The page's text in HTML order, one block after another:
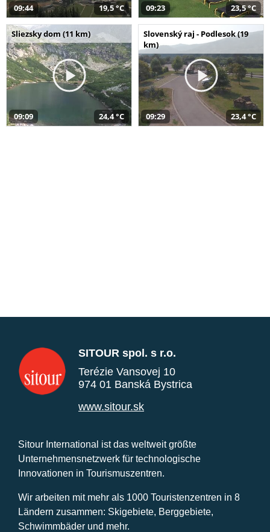
09:44 19,5 °C 09:23 23,5 °C
Sliezsky dom (11 km)
09:09 24,4 °C
Slovenský raj - Podlesok (19
km)
09:29 23,4 °C
SITOUR spol. s r.o.
Terézie Vansovej 10
974 01 Banská Bystrica
www.sitour.sk
Sitour International ist das weltweit größte
Unternehmensnetzwerk für technologische
Innovationen in Tourismuszentren.
Wir arbeiten mit mehr als 1000 Touristenzentren in 8
Ländern zusammen: Skigebiete, Berggebiete,
Schwimmbäder und mehr.